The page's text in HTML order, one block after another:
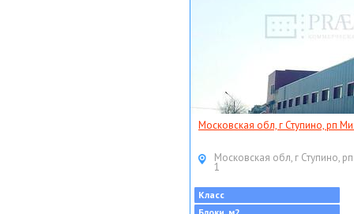
Московская обл, г Ступино, рп
Московская обл, г Ступино,
1
Класс